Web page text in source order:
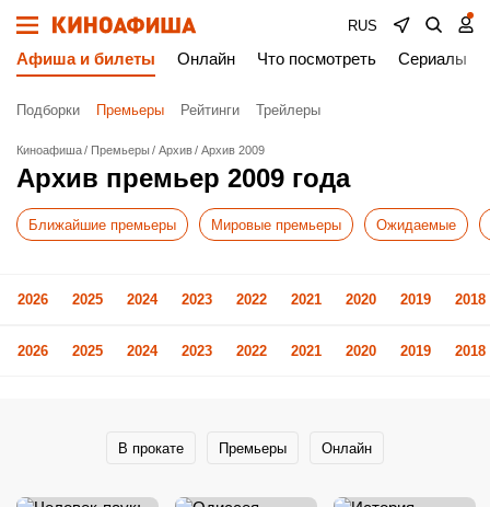
RUS
Афиша и билеты Онлайн Что посмотреть Сериалы
Подборки Премьеры Рейтинги Трейлеры
Киноафиша Премьеры Архив Архив 2009
Архив премьер 2009 года
Ближайшие премьеры Мировые премьеры Ожидаемые
2026 2025 2024 2023 2022 2021 2020 2019 2018
2026 2025 2024 2023 2022 2021 2020 2019 2018
В прокате Премьеры Онлайн